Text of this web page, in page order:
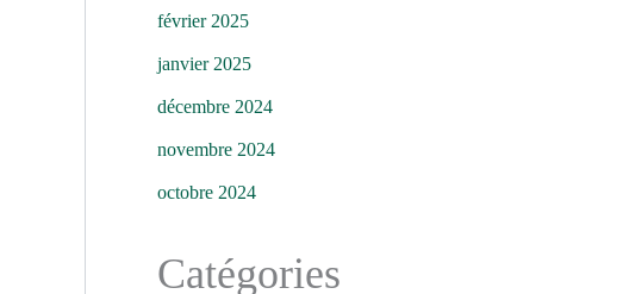
février 2025
janvier 2025
décembre 2024
novembre 2024
octobre 2024
Catégories